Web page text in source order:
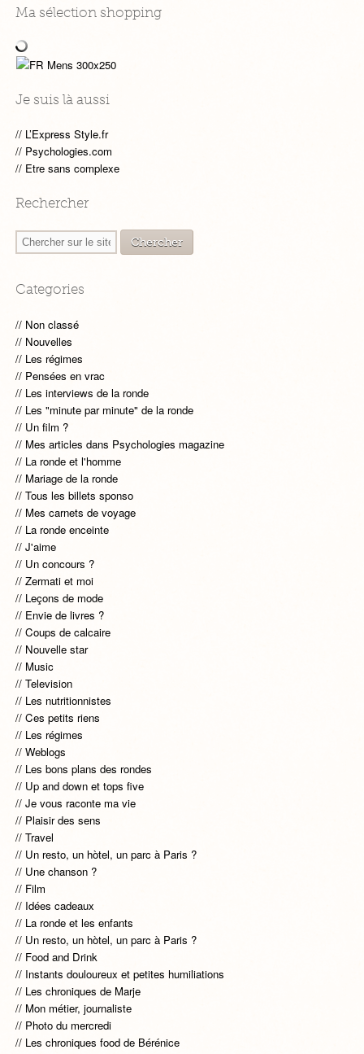
Ma sélection shopping
Je suis là aussi
L’Express Style.fr
Psychologies.com
Etre sans complexe
Rechercher
Categories
Non classé
Nouvelles
Les régimes
Pensées en vrac
Les interviews de la ronde
Les "minute par minute" de la ronde
Un film ?
Mes articles dans Psychologies magazine
La ronde et l'homme
Mariage de la ronde
Tous les billets sponso
Mes carnets de voyage
La ronde enceinte
J'aime
Un concours ?
Zermati et moi
Leçons de mode
Envie de livres ?
Coups de calcaire
Nouvelle star
Music
Television
Les nutritionnistes
Ces petits riens
Les régimes
Weblogs
Les bons plans des rondes
Up and down et tops five
Je vous raconte ma vie
Plaisir des sens
Travel
Un resto, un hòtel, un parc à Paris ?
Une chanson ?
Film
Idées cadeaux
La ronde et les enfants
Un resto, un hòtel, un parc à Paris ?
Food and Drink
Instants douloureux et petites humiliations
Les chroniques de Marje
Mon métier, journaliste
Photo du mercredi
Les chroniques food de Bérénice